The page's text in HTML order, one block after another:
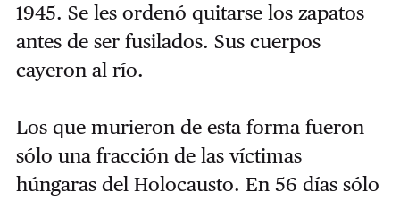
1945. Se les ordenó quitarse los zapatos
antes de ser fusilados. Sus cuerpos
cayeron al río.
Los que murieron de esta forma fueron
sólo una fracción de las víctimas
húngaras del Holocausto. En 56 días sólo